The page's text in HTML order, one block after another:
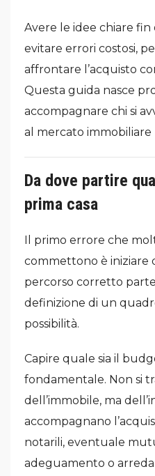
Avere le idee chiare fin
evitare errori costosi,
affrontare l’acquisto
Questa guida nasce
accompagnare chi si
al mercato immobiliare
Da dove partire
prima casa
Il primo errore che
commettono è iniziare
percorso corretto
definizione di un
possibilità.
Capire quale sia il
fondamentale. Non si
dell’immobile, ma
accompagnano
notarili, eventuale
adeguamento o